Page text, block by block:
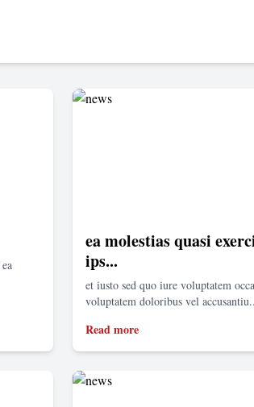
ea molestias quasi
ips...
et iusto sed quo iure voluptatem
voluptatem doloribus vel
Read more